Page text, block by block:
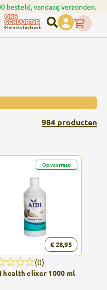
Spaar
984 producten
Op voorraad
€ 28,95
(0)
health elixer 1000 ml